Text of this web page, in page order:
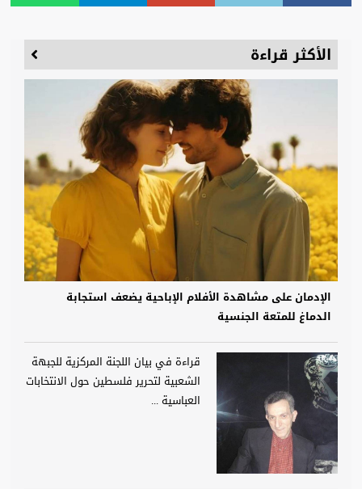
الأكثر قراءة
الإدمان على مشاهدة الأفلام الإباحية يضعف استجابة
الدماغ للمتعة الجنسية
قراءة في بيان اللجنة المركزية للجبهة
الشعبية لتحرير فلسطين حول الانتخابات
العباسية ...